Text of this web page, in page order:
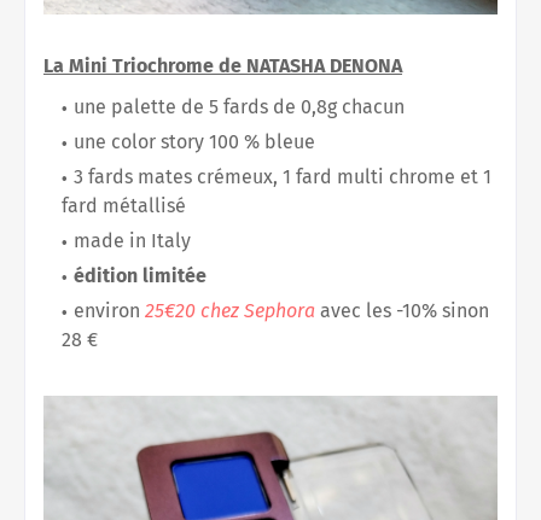
La Mini Triochrome de NATASHA DENONA
une palette de 5 fards de 0,8g chacun
une color story 100 % bleue
3 fards mates crémeux, 1 fard multi chrome et 1
fard métallisé
made in Italy
édition limitée
environ 25€20 chez Sephora avec les -10% sinon
28 €